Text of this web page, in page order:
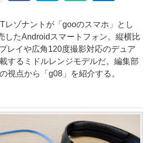
ゾナントが「gooのスマホ」とし
したAndroidスマートフォン。縦横比
レイや広角120度撮影対応のデュア
するミドルレンジモデルだ。編集部
視点から「g08」を紹介する。